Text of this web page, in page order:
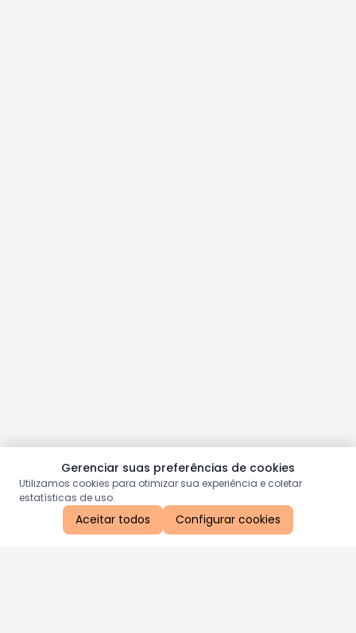
Gerenciar suas preferências de cookies
Utilizamos cookies para otimizar sua experiência e coletar
estatísticas de uso.
Aceitar todos Configurar cookies